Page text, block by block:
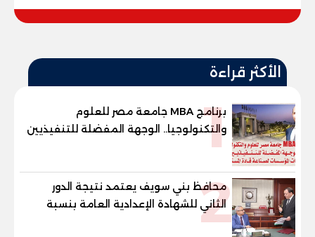
الأكثر قراءة
1
برنامج MBA جامعة مصر للعلوم
والتكنولوجيا.. الوجهة المفضلة للتنفيذيين
وقيادات المؤسسات لصناعة قادة
2
محافظ بني سويف يعتمد نتيجة الدور
الثاني للشهادة الإعدادية العامة بنسبة